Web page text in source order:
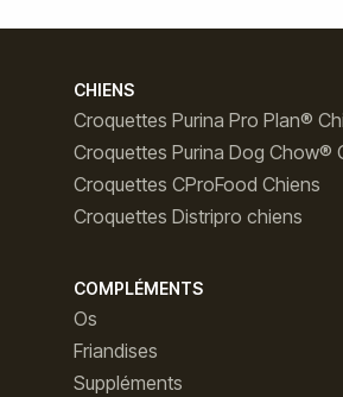
CHIENS
Croquettes Purina Pro Plan®
Croquettes Purina Dog Chow®
Croquettes CProFood Chiens
Croquettes Distripro chiens
COMPLÉMENTS
Os
Friandises
Suppléments